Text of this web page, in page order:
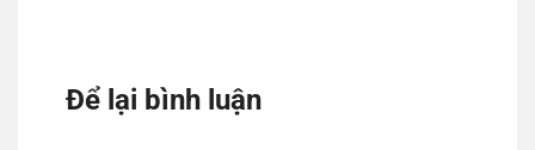
Để lại bình luận